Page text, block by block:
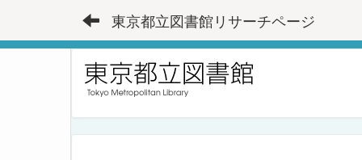
東京都立図書館リサーチページ